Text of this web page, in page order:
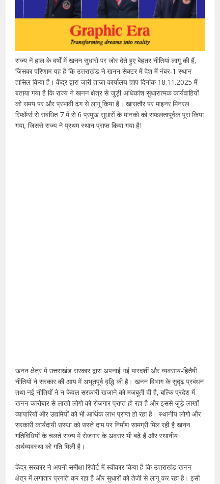
राज्य ने हाल के वर्षों में खनन सुधारों पर जोर देते हुए बेहतर नीतियां लागू की हैं,
जिसका परिणाम यह है कि उत्तराखंड ने खनन सेक्टर में देश में नंबर-1 स्थान
हासिल किया है। केंद्र द्वारा जारी ताज़ा कार्यालय ज्ञाप दिनांक 18.11.2025 में
बताया गया है कि राज्य ने खनन क्षेत्र से जुड़ी अधिकांश सुधारात्मक कार्यवाहियों
को समय पर और प्रभावी ढंग से लागू किया है। खासतौर पर माइनर मिनरल
रिफॉर्म्स से संबंधित 7 में से 6 प्रमुख सुधारों के मानको को सफलतापूर्वक पूरा किया
गया, जिससे राज्य ने प्रथम स्थान प्राप्त किया गया है!
खनन क्षेत्र में उत्तराखंड सरकार द्वारा अपनाई गई पारदर्शी और व्यवसाय-हितैषी
नीतियों ने सरकार की आय में अभूतपूर्व वृद्धि की है। खनन विभाग के सुदृढ़ प्रबंधन
तथा नई नीतियों ने न केवल सरकारी खजाने को मजबूती दी है, बल्कि प्रदेश में
खनन कारोबार से लाखो लोगो को रोजगार प्राप्त हो रहा है और इससे जुड़े लाखों
व्यापारियों और उद्यमियों को भी आर्थिक लाभ प्राप्त हो रहा है। स्थानीय लोगो और
सरकारी कार्यदायी संस्था को सस्ते दाम पर निर्माण सामग्री मिल रही है खनन
गतिविधियों के चलते राज्य में रोजगार के अवसर भी बढ़े हैं और स्थानीय
अर्थव्यवस्था को गति मिली है।
केंद्र सरकार ने अपनी समीक्षा रिपोर्ट में स्वीकार किया है कि उत्तराखंड खनन
क्षेत्र में लगातार प्रगति कर रहा है और सुधारों को तेजी से लागू कर रहा है। इसी